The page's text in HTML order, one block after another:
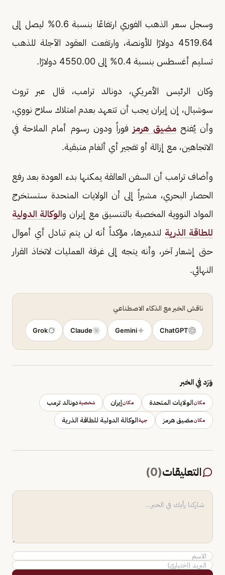
وسجل سعر الذهب الفوري ارتفاعًا بنسبة 0.6% ليصل إلى
4519.64 دولارًا للأونصة، وارتفعت العقود الآجلة للذهب
تسليم أغسطس بنسبة 0.4% إلى 4550.00 دولارًا.
وكان الرئيس الأمريكي، دونالد ترامب، قال عبر تروث
سوشيال، إن إيران يجب أن تتعهد بعدم امتلاك سلاح نووي،
وأن يُفتحمضيق هرمز فوراً ودون رسوم أمام الملاحة في
الاتجاهين، مع إزالة أو تفجير أي ألغام متبقية.
وأضاف ترامب أن السفن العالقة يمكنها بدء العودة بعد رفع
الحصار البحري، مشيراً إلى أن الولايات المتحدة ستستخرج
المواد النووية المخصبة بالتنسيق مع إيران والوكالة الدولية
للطاقة الذرية لتدميرها، مؤكداً أنه لن يتم تبادل أي أموال
حتى إشعار آخر، وأنه يتجه إلى غرفة العمليات لاتخاذ القرار
النهائي.
ناقش الخبر مع الذكاء الاصطناعي
ChatGPT
Gemini
Claude
Grok
وَرَد في الخبر
مكانالولايات المتحدة مكانإيران شخصيةدونالد ترمب
مكانمضيق هرمز جهةالوكالة الدولية للطاقة الذرية
التعليقات(
0
)